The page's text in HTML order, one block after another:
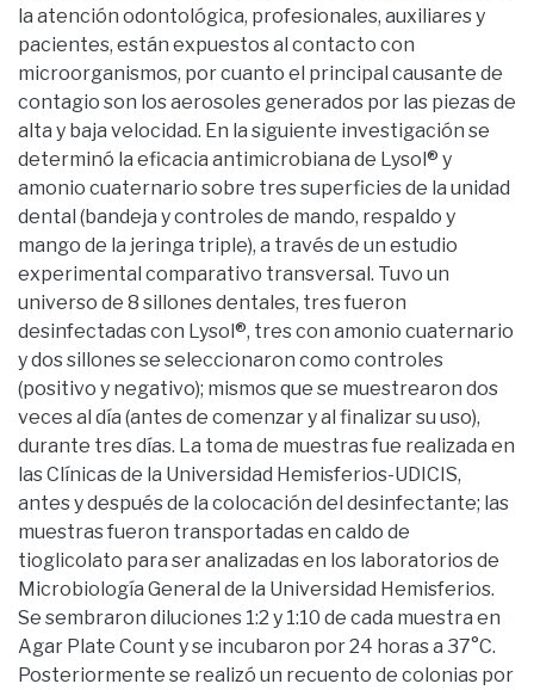
la atención odontológica, profesionales, auxiliares y
pacientes, están expuestos al contacto con
microorganismos, por cuanto el principal causante de
contagio son los aerosoles generados por las piezas de
alta y baja velocidad. En la siguiente investigación se
determinó la eficacia antimicrobiana de Lysol® y
amonio cuaternario sobre tres superficies de la unidad
dental (bandeja y controles de mando, respaldo y
mango de la jeringa triple), a través de un estudio
experimental comparativo transversal. Tuvo un
universo de 8 sillones dentales, tres fueron
desinfectadas con Lysol®, tres con amonio cuaternario
y dos sillones se seleccionaron como controles
(positivo y negativo); mismos que se muestrearon dos
veces al día (antes de comenzar y al finalizar su uso),
durante tres días. La toma de muestras fue realizada en
las Clínicas de la Universidad Hemisferios-UDICIS,
antes y después de la colocación del desinfectante; las
muestras fueron transportadas en caldo de
tioglicolato para ser analizadas en los laboratorios de
Microbiología General de la Universidad Hemisferios.
Se sembraron diluciones 1:2 y 1:10 de cada muestra en
Agar Plate Count y se incubaron por 24 horas a 37°C.
Posteriormente se realizó un recuento de colonias por